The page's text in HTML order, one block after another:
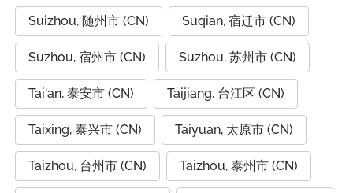
Suizhou, 随州市 (CN) Suqian, 宿迁市 (CN)
Suzhou, 宿州市 (CN) Suzhou, 苏州市 (CN)
Tai'an, 泰安市 (CN) Taijiang, 台江区 (CN)
Taixing, 泰兴市 (CN) Taiyuan, 太原市 (CN)
Taizhou, 台州市 (CN) Taizhou, 泰州市 (CN)